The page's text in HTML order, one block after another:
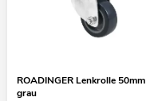
ROADINGER Lenkrolle 50mm
grau